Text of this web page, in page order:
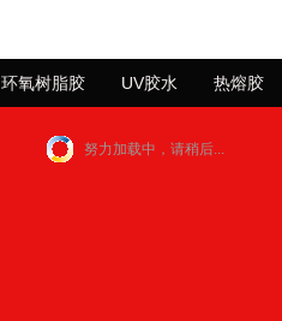
环氧树脂胶 UV胶水 热熔胶
努力加载中，请稍后...